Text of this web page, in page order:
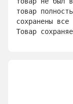
товар
сохранены
Товар